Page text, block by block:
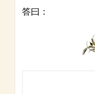
答曰：